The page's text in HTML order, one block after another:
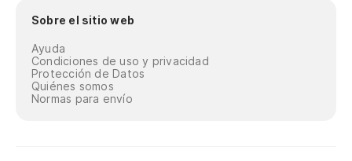
Sobre el sitio web
Ayuda
Condiciones de uso y privacidad
Protección de Datos
Quiénes somos
Normas para envío